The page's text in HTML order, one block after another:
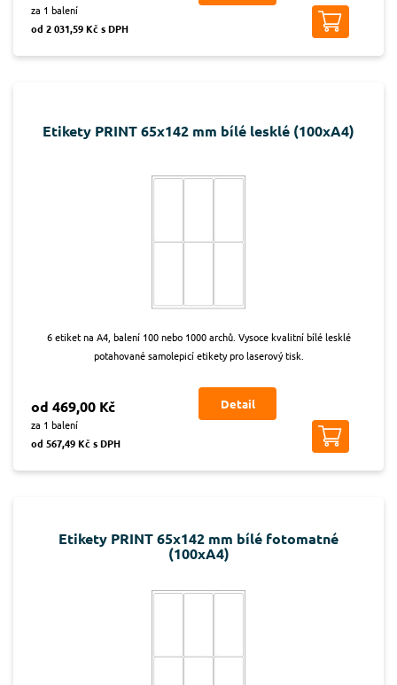
za 1 balení
od 2 031,59 Kč s DPH
Etikety PRINT 65x142 mm bílé lesklé (100xA4)
6 etiket na A4, balení 100 nebo 1000 archů. Vysoce kvalitní bílé lesklé
potahované samolepicí etikety pro laserový tisk.
od 469,00 Kč
za 1 balení
od 567,49 Kč s DPH
Detail
Etikety PRINT 65x142 mm bílé fotomatné
(100xA4)